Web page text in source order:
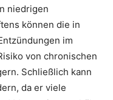
niedrigen
können die in
im
von chronischen
Schließlich kann
da er viele